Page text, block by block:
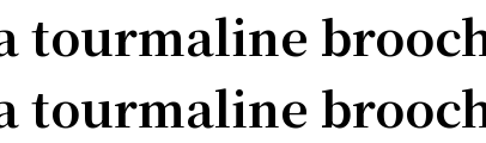
tourmaline
tourmaline